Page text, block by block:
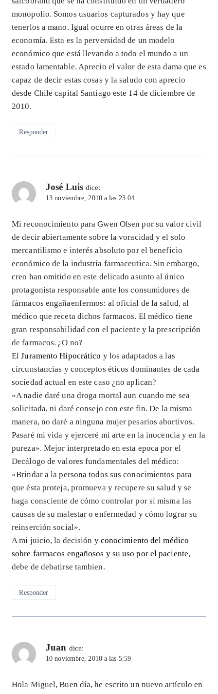
monopolio. Somos usuarios capturados y hay que
tenerlos a mano. Igual ocurre en otras áreas de la
economía. Esta es la perversidad de un modelo
económico que está llevando a todo el mundo a un
estado lamentable. Aprecio el valor de esta dama que es
capaz de decir estas cosas y la saludo con aprecio
desde Chile capital Santiago este 14 de diciembre de
2010.
Responder
José Luis dice:
13 noviembre, 2010 a las 23:04
Mi reconocimiento para Gwen Olsen por su valor civil
de decir abiertamente sobre la voracidad y el solo
mercantilismo e interés absoluto por el beneficio
económico de la industria farmaceutica. Sin embargo,
creo han omitido en este delicado asunto al único
protagonista responsable ante los consumidores de
fármacos engañaenfermos: al oficial de la salud, al
médico que receta dichos farmacos. El médico tiene
gran responsabilidad con el paciente y la prescripción
de farmacos. ¿O no?
ElJuramento Hipocrático y los adaptados a las
circunstancias y conceptos éticos dominantes de cada
sociedad actual en este caso ¿no aplican?
«A nadie daré una droga mortal aun cuando me sea
solicitada, ni daré consejo con este fin. De la misma
manera, no daré a ninguna mujer pesarios abortivos.
Pasaré mi vida y ejerceré mi arte en la inocencia y en la
pureza». Mejor interpretado en esta epoca por el
Decálogo de valores fundamentales del médico:
«Brindar a la persona todos sus conocimientos para
que ésta proteja, promueva y recupere su salud y se
haga consciente de cómo controlar por sí misma las
causas de su malestar o enfermedad y cómo lograr su
reinserción social».
A mi juicio, la decisión y conocimiento del médico
sobre farmacos engañosos y su uso por el paciente,
debe de debatirse tambien.
Responder
Juan dice:
10 noviembre, 2010 a las 5:59
Hola Miguel, Buen día, he escrito un nuevo artículo en